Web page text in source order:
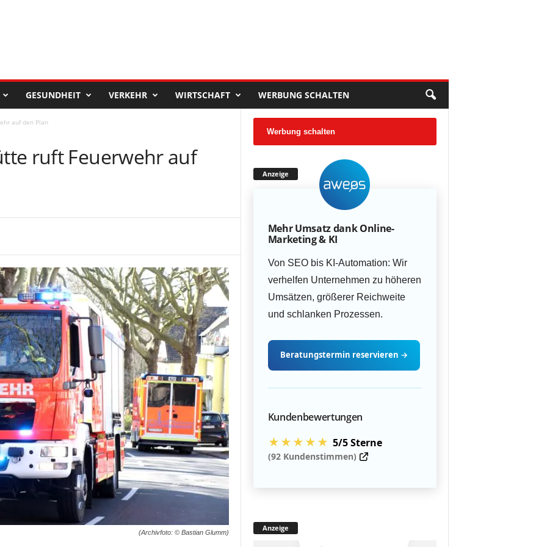
GESUNDHEIT VERKEHR WIRTSCHAFT WERBUNG SCHALTEN
auf den Plan
ruft Feuerwehr auf
(Archivfoto: © Bastian Glumm)
Werbung schalten
Anzeige
Mehr Umsatz dank Online-
Marketing & KI
Von SEO bis KI-Automation: Wir
verhelfen Unternehmen zu höheren
Umsätzen, größerer Reichweite
und schlanken Prozessen.
Beratungstermin reservieren →
Kundenbewertungen
★★★★★ 5/5 Sterne
(92 Kundenstimmen)
Anzeige